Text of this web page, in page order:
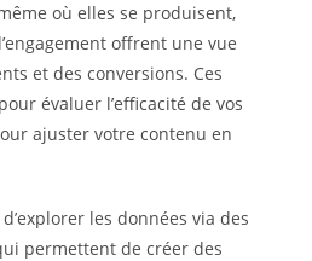
où elles se produisent,
offrent une vue
et des conversions. Ces
évaluer l’efficacité de vos
ajuster votre contenu en
les données via des
permettent de créer des